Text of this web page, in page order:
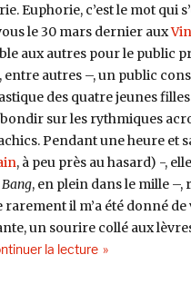
Euphorie, c’est le mot qui
le 30 mars dernier aux
aux autres pour le public
autres –, un public
des quatre jeunes
sur les rythmiques
Pendant une heure et
, à peu près au hasard) -,
Bang, en plein dans le mille –,
il m’a été donné de
un sourire collé aux
la lecturede « Melenas de